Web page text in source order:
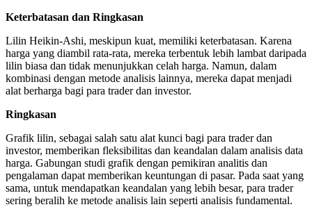
Keterbatasan dan Ringkasan
Lilin Heikin-Ashi, meskipun kuat, memiliki keterbatasan. Karena
harga yang diambil rata-rata, mereka terbentuk lebih lambat daripada
lilin biasa dan tidak menunjukkan celah harga. Namun, dalam
kombinasi dengan metode analisis lainnya, mereka dapat menjadi
alat berharga bagi para trader dan investor.
Ringkasan
Grafik lilin, sebagai salah satu alat kunci bagi para trader dan
investor, memberikan fleksibilitas dan keandalan dalam analisis data
harga. Gabungan studi grafik dengan pemikiran analitis dan
pengalaman dapat memberikan keuntungan di pasar. Pada saat yang
sama, untuk mendapatkan keandalan yang lebih besar, para trader
sering beralih ke metode analisis lain seperti analisis fundamental.